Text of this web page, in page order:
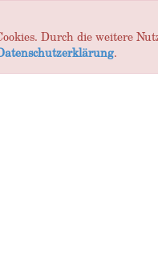
Durch die weitere
.